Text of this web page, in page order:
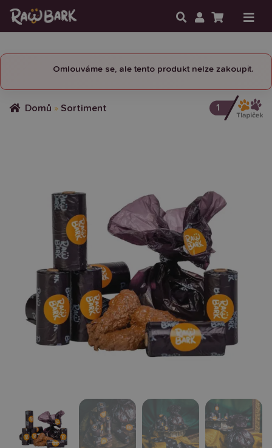
Omlouváme se, ale tento produkt nelze zakoupit.
Domů » Sortiment 1